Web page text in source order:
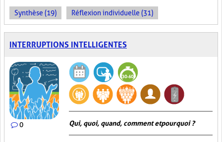
Synthèse (19) Réflexion individuelle (31)
INTERRUPTIONS INTELLIGENTES
0 Qui, quoi, quand, comment et pourquoi ?